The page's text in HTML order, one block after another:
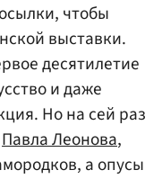
чтобы
выставки.
десятилетие
и даже
Но на сей раз
Павла Леонова,
а опусы